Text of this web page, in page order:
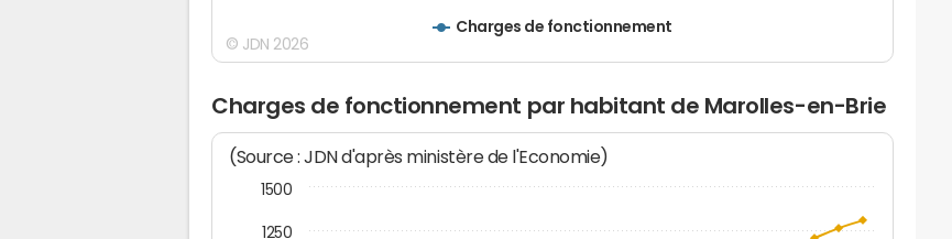
Charges de fonctionnement
© JDN 2026
Charges de fonctionnement par habitant de Marolles-en-Brie
(Source : JDN d'après ministère de l'Economie)
1250
1500